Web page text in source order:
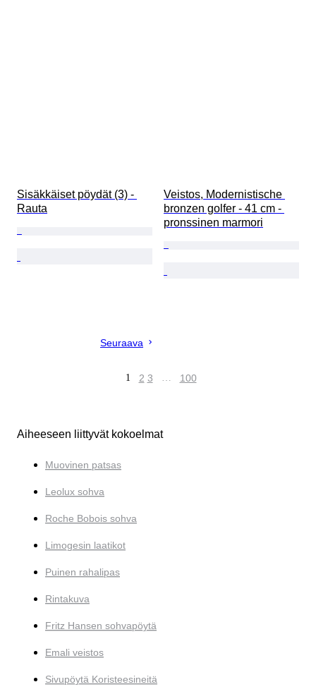
Sisäkkäiset pöydät (3) -
Rauta
Veistos, Modernistische
bronzen golfer - 41 cm -
pronssinen marmori
Seuraava
1 2 3 … 100
Aiheeseen liittyvät kokoelmat
Muovinen patsas
Leolux sohva
Roche Bobois sohva
Limogesin laatikot
Puinen rahalipas
Rintakuva
Fritz Hansen sohvapöytä
Emali veistos
Sivupöytä Koristeesineitä